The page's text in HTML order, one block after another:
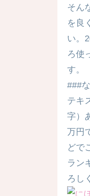
そん
を良
い。
ろ使
す。
###
テキ
字）
万円
どで
ラン
ろし